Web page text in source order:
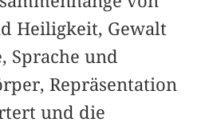
Heiligkeit, Gewalt
Sprache und
Repräsentation
und die